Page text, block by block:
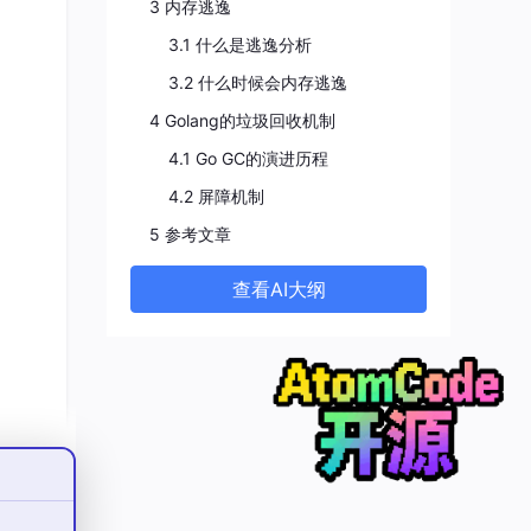
3 内存逃逸
3.1 什么是逃逸分析
3.2 什么时候会内存逃逸
4 Golang的垃圾回收机制
4.1 Go GC的演进历程
4.2 屏障机制
5 参考文章
查看AI大纲